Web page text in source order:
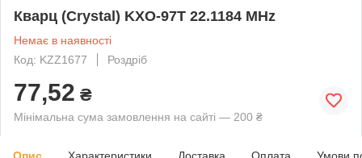
Кварц (Crystal) KXO-97T 22.1184 MHz
Немає в наявності
Код: KZZ1677
Роздріб
77,52 ₴
Мінімальна сума замовлення на сайті — 200 ₴
Опис Характеристики Доставка Оплата Умови